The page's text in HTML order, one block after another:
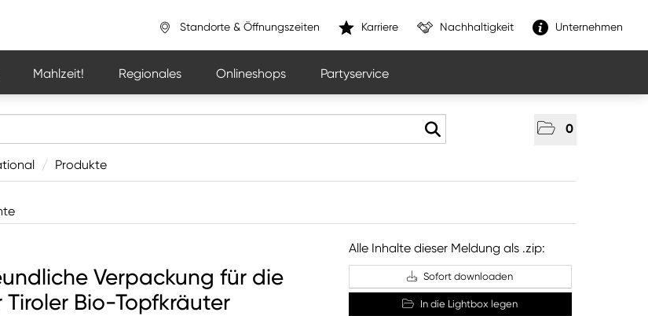
Standorte & Öffnungszeiten Karriere Nachhaltigkeit Unternehmen
Mahlzeit! Regionales Onlineshops Partyservice
0
/ Produkte
Verpackung für die
Tiroler Bio-Topfkräuter
Alle Inhalte dieser Meldung als .zip:
Sofort downloaden
In die Lightbox legen